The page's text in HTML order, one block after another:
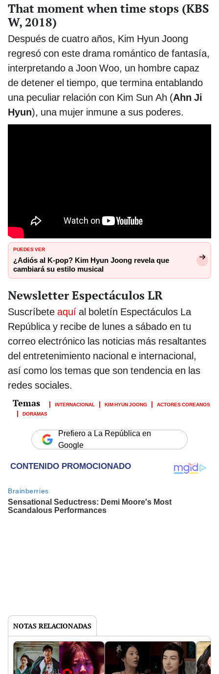
That moment when time stops (KBS
W, 2018)
Después de cuatro años, Kim Hyun Joong
regresó con este drama romántico de fantasía,
interpretando a Joon Woo, un hombre capaz
de detener el tiempo, que termina entablando
una peculiar relación con Kim Sun Ah (Ahn Ji
Hyun), una mujer inmune a sus poderes.
PUEDES VER
¿Adiós al K-pop? Kim Hyun Joong revela que
cambiará su estilo musical
Newsletter Espectáculos LR
Suscríbete aquí al boletín Espectáculos La
República y recibe de lunes a sábado en tu
correo electrónico las noticias más resaltantes
del entretenimiento nacional e internacional,
así como los temas que son tendencia en las
redes sociales.
INTERNACIONAL KIM HYUN JOONG
ACTORES COREANOS
DORAMAS
Prefiero a La República en
Google
NOTAS RELACIONADAS